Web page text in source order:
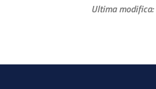
Ultima modifica